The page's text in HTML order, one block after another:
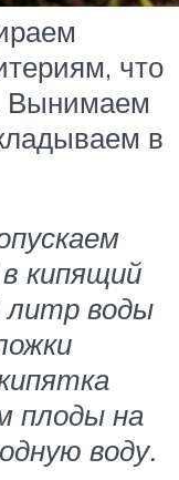
что
Вынимаем
в
кипящий
литр воды
плоды на
воду.